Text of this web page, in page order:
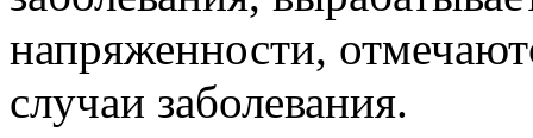
напряженности,
случаи заболевания.